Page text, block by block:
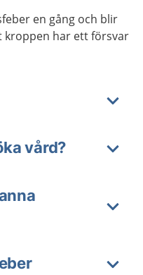
en gång och blir
kroppen har ett försvar
vård?